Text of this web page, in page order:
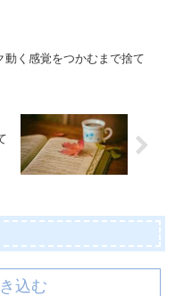
動く感覚をつかむまで捨て
込む